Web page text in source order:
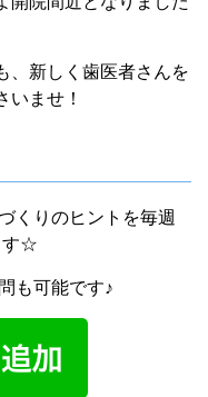
、新しく歯医者さんを
いませ！
くりのヒントを毎週
す☆
も可能です♪